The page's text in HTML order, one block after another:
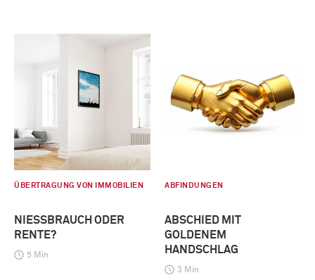
ÜBERTRAGUNG VON IMMOBILIEN
NIESSBRAUCH ODER R
ENTE?
5 Min
ABFINDUNGEN
ABSCHIED MIT
GOLDENEM
HANDSCHLAG
3 Min